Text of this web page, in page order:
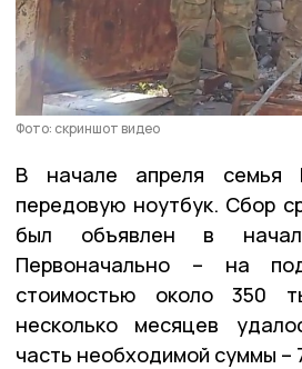
Фото: скриншот видео
В начале апреля семья
передовую ноутбук. Сбор
был объявлен в
Первоначально – на
стоимостью около 350
несколько месяцев
часть необходимой суммы –